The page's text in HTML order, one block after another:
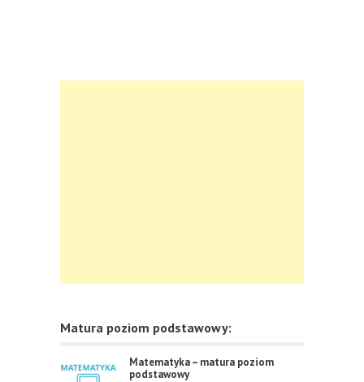
Matura poziom podstawowy:
Matematyka – matura poziom
podstawowy